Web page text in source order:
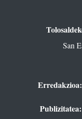
San
Erredakzioa:
Publizitatea: